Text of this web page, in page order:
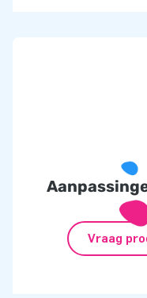
Vraag